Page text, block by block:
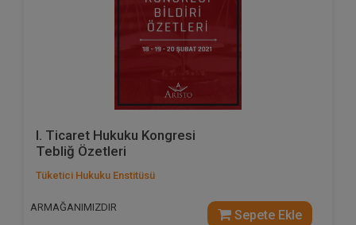
I. Ticaret Hukuku Kongresi
Tebliğ Özetleri
Tüketici Hukuku Enstitüsü
ARMAĞANIMIZDIR
Sepete Ekle